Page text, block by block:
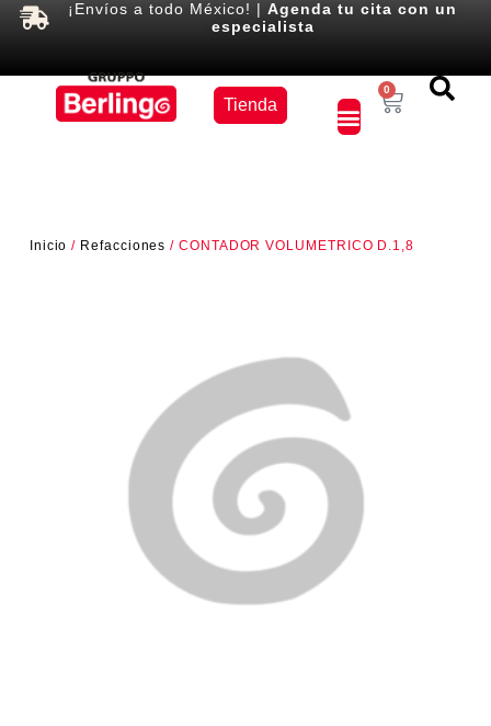
¡Envíos a todo México! |Agenda tu cita con un
especialista
Tienda
0
Inicio / Refacciones / CONTADOR VOLUMETRICO D.1,8